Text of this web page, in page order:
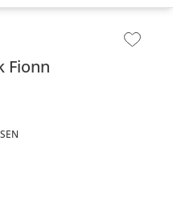
Seitenende
Fionn